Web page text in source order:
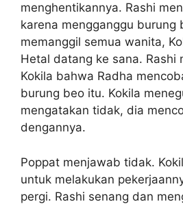
menghentikannya. Rashi
karena mengganggu burung
memanggil semua wanita,
Hetal datang ke sana. Rashi
Kokila bahwa Radha
burung beo itu. Kokila
mengatakan tidak, dia
dengannya.
Poppat menjawab tidak.
untuk melakukan
pergi. Rashi senang dan